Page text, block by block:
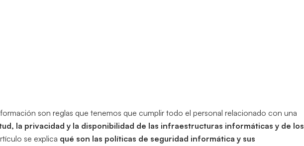
son reglas que tenemos que cumplir todo el personal relacionado con una
la privacidad y la disponibilidad de las infraestructuras informáticas y de los
se explica qué son las políticas de seguridad informática y sus